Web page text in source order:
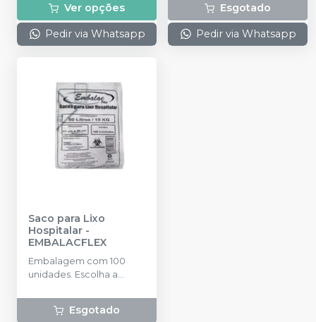
Ver opções
Pedir via Whatsapp
Esgotado
Pedir via Whatsapp
Saco para Lixo
Hospitalar -
EMBALACFLEX
Embalagem com 100
unidades. Escolha a
Esgotado